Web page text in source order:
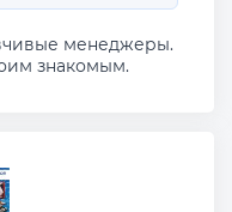
менеджеры.
знакомым.